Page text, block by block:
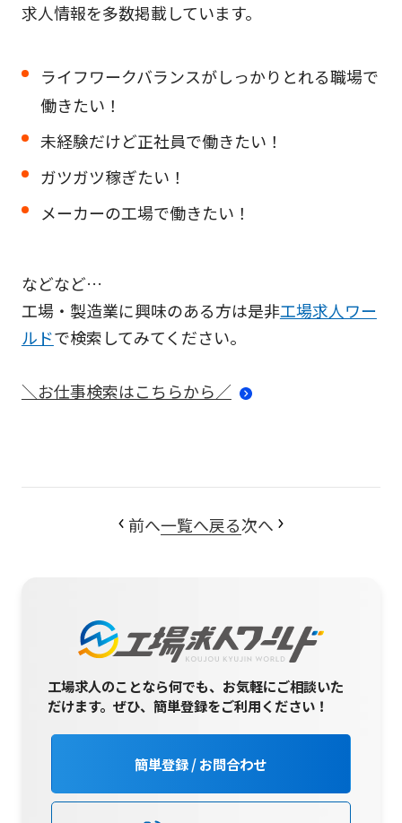
求人情報を多数掲載しています。
ライフワークバランスがしっかりとれる職場で
働きたい！
未経験だけど正社員で働きたい！
ガツガツ稼ぎたい！
メーカーの工場で働きたい！
などなど…
工場・製造業に興味のある方は是非工場求人ワー
ルドで検索してみてください。
＼お仕事検索はこちらから／
前へ一覧へ戻る次へ
工場求人のことなら何でも、お気軽にご相談いた
だけます。ぜひ、簡単登録をご利用ください！
簡単登録 / お問合わせ